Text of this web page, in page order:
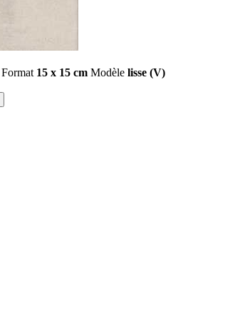
Format 15 x 15 cm Modèle lisse (V)